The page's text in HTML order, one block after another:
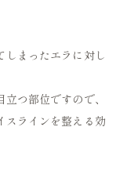
しまったエラに対し
つ部位ですので、
スラインを整える効